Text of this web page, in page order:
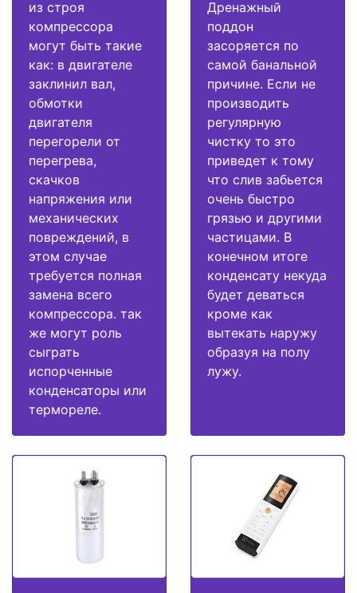
из строя
компрессора
могут быть такие
как: в двигателе
заклинил вал,
обмотки
двигателя
перегорели от
перегрева,
скачков
напряжения или
механических
повреждений, в
этом случае
требуется полная
замена всего
компрессора. так
же могут роль
сыграть
испорченные
конденсаторы или
термореле.
Дренажный
поддон
засоряется по
самой банальной
причине. Если не
производить
регулярную
чистку то это
приведет к тому
что слив забьется
очень быстро
грязью и другими
частицами. В
конечном итоге
конденсату некуда
будет деваться
кроме как
вытекать наружу
образуя на полу
лужу.